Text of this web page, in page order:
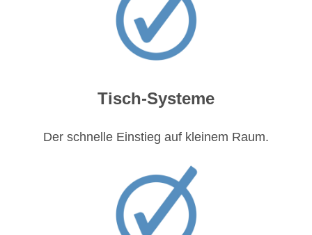
Tisch-Systeme
Der schnelle Einstieg auf kleinem Raum.